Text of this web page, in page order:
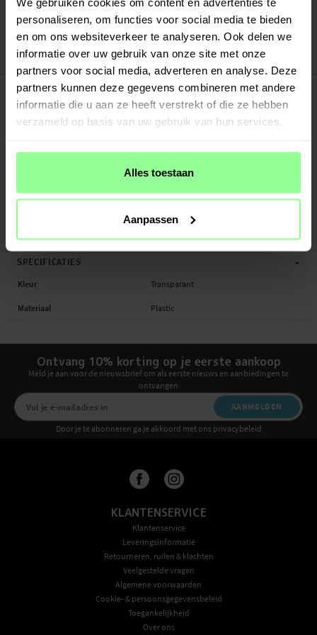
personaliseren, om functies voor social media te bieden
en om ons websiteverkeer te analyseren. Ook delen we
informatie over uw gebruik van onze site met onze
partners voor social media, adverteren en analyse. Deze
partners kunnen deze gegevens combineren met andere
informatie die u aan ze heeft verstrekt of die ze hebben
verzameld op basis van uw gebruik van hun services.
Alles toestaan
Aanpassen
Veilig betalen met Klarna of Paypal
30 dagen retourrecht
Art number:52123
PRODUCTBESCHRIJVING
Hoesje voor Apple Watch 41mm Series 7.
Kleur: Transparant
SPECIFICATIES -
Kleur Transparant
Materiaal Plastic
Ontvang 10% korting op je eerste aankoop
Meld je aan voor de nieuwsbrief om als eerste nieuws en aanbiedingen te
ontvangen
AANMELDEN
Door je te abonneren ga je akkoord met ons privacybeleid
KLANTENSERVICE
Klantenservice
Leveringsinformatie
Retourneren, ruilen & klachten
Veelgestelde vragen
Algemene voorwaarden
Cookie- & persoonsgegevensbeleid
Toegankelijkheid
Over ons